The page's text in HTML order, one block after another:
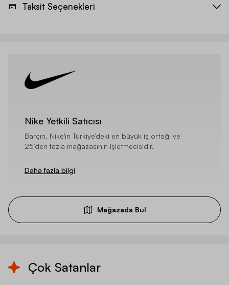
Taksit Seçenekleri
Nike Yetkili Satıcısı
Barçın, Nike’ın Türkiye’deki en büyük iş ortağı ve
25’den fazla mağazasının işletmecisidir.
Daha fazla bilgi
Mağazada Bul
Çok Satanlar